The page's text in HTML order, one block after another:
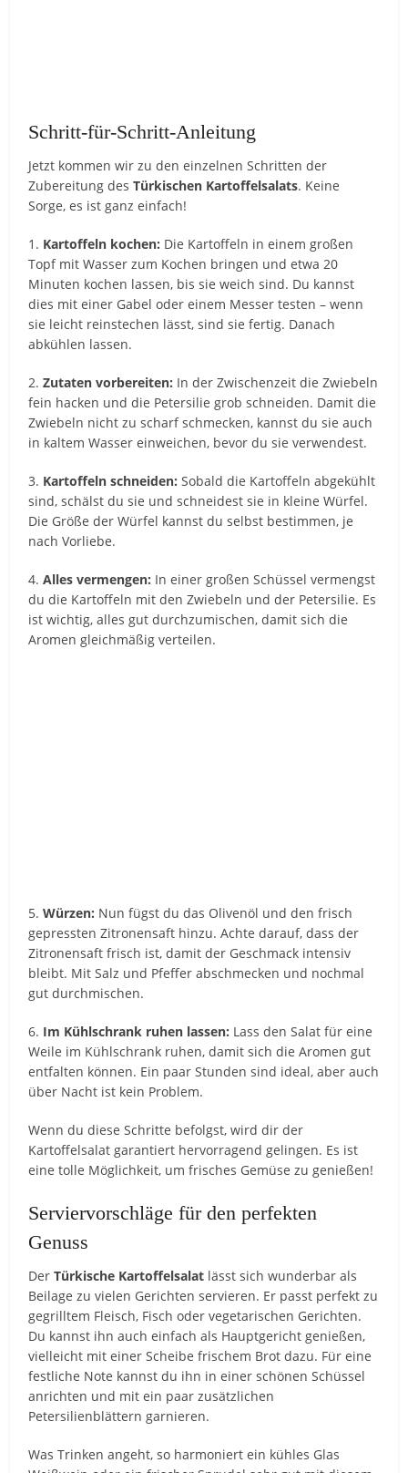
Schritt-für-Schritt-Anleitung
Jetzt kommen wir zu den einzelnen Schritten der
Zubereitung desTürkischen Kartoffelsalats. Keine
Sorge, es ist ganz einfach!
1. Kartoffeln kochen: Die Kartoffeln in einem großen
Topf mit Wasser zum Kochen bringen und etwa 20
Minuten kochen lassen, bis sie weich sind. Du kannst
dies mit einer Gabel oder einem Messer testen – wenn
sie leicht reinstechen lässt, sind sie fertig. Danach
abkühlen lassen.
2.Zutaten vorbereiten: In der Zwischenzeit die Zwiebeln
fein hacken und die Petersilie grob schneiden. Damit die
Zwiebeln nicht zu scharf schmecken, kannst du sie auch
in kaltem Wasser einweichen, bevor du sie verwendest.
3. Kartoffeln schneiden: Sobald die Kartoffeln abgekühlt
sind, schälst du sie und schneidest sie in kleine Würfel.
Die Größe der Würfel kannst du selbst bestimmen, je
nach Vorliebe.
4.Alles vermengen: In einer großen Schüssel vermengst
du die Kartoffeln mit den Zwiebeln und der Petersilie. Es
ist wichtig, alles gut durchzumischen, damit sich die
Aromen gleichmäßig verteilen.
5.Würzen: Nun fügst du das Olivenöl und den frisch
gepressten Zitronensaft hinzu. Achte darauf, dass der
Zitronensaft frisch ist, damit der Geschmack intensiv
bleibt. Mit Salz und Pfeffer abschmecken und nochmal
gut durchmischen.
6. Im Kühlschrank ruhen lassen: Lass den Salat für eine
Weile im Kühlschrank ruhen, damit sich die Aromen gut
entfalten können. Ein paar Stunden sind ideal, aber auch
über Nacht ist kein Problem.
Wenn du diese Schritte befolgst, wird dir der
Kartoffelsalat garantiert hervorragend gelingen. Es ist
eine tolle Möglichkeit, um frisches Gemüse zu genießen!
Serviervorschläge für den perfekten
Genuss
DerTürkische Kartoffelsalat lässt sich wunderbar als
Beilage zu vielen Gerichten servieren. Er passt perfekt zu
gegrilltem Fleisch, Fisch oder vegetarischen Gerichten.
Du kannst ihn auch einfach als Hauptgericht genießen,
vielleicht mit einer Scheibe frischem Brot dazu. Für eine
festliche Note kannst du ihn in einer schönen Schüssel
anrichten und mit ein paar zusätzlichen
Petersilienblättern garnieren.
Was Trinken angeht, so harmoniert ein kühles Glas